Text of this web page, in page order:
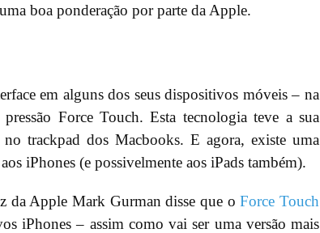
boa ponderação por parte da Apple.
em alguns dos seus dispositivos móveis – na
Force Touch. Esta tecnologia teve a sua
trackpad dos Macbooks. E agora, existe uma
iPhones (e possivelmente aos iPads também).
da Apple Mark Gurman disse que oForce Touch
iPhones – assim como vai ser uma versão mais